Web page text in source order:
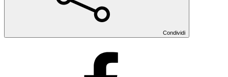
Condividi